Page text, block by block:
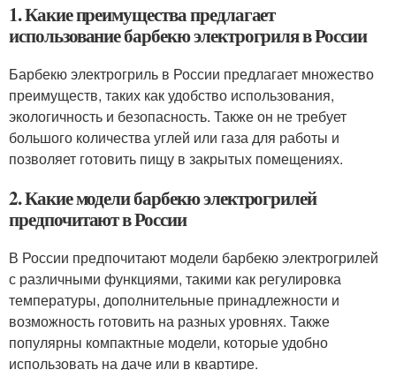
1. Какие преимущества предлагает
использование барбекю электрогриля в России
Барбекю электрогриль в России предлагает множество
преимуществ, таких как удобство использования,
экологичность и безопасность. Также он не требует
большого количества углей или газа для работы и
позволяет готовить пищу в закрытых помещениях.
2. Какие модели барбекю электрогрилей
предпочитают в России
В России предпочитают модели барбекю электрогрилей
с различными функциями, такими как регулировка
температуры, дополнительные принадлежности и
возможность готовить на разных уровнях. Также
популярны компактные модели, которые удобно
использовать на даче или в квартире.